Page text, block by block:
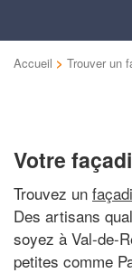
Accueil > Trouver un
Votre
Trouvez un
Des artisans
soyez à Val-de-
petites comme